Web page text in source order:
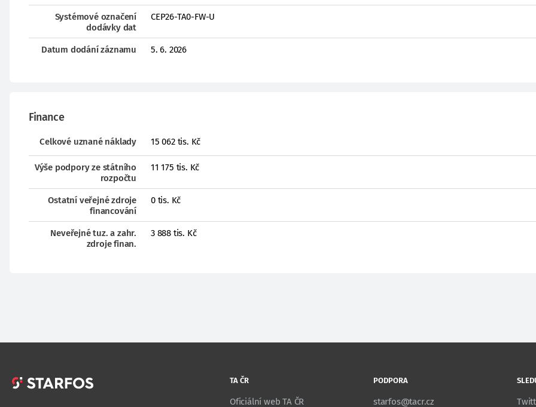
Systémové označení
dodávky dat
CEP26-TA0-FW-U
Datum dodání záznamu 5. 6. 2026
Finance
Celkové uznané náklady 15 062 tis. Kč
Výše podpory ze státního
rozpočtu
11 175 tis. Kč
Ostatní veřejné zdroje
financování
0 tis. Kč
Neveřejné tuz. a zahr.
zdroje finan.
3 888 tis. Kč
TA ČR
Oficiální web TA ČR
PODPORA
starfos@tacr.cz